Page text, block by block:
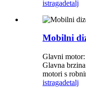
istragadetalj
Mobilni
Glavni motor:
Glavna
motori s
istragadetalj